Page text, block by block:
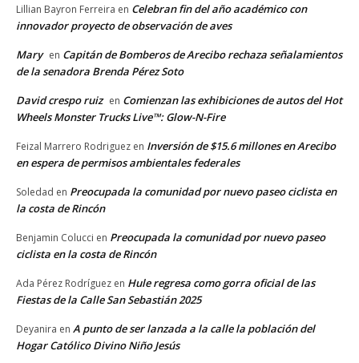
Lillian Bayron Ferreira en Celebran fin del año académico con
innovador proyecto de observación de aves
Mary en Capitán de Bomberos de Arecibo rechaza señalamientos
de la senadora Brenda Pérez Soto
David crespo ruiz en Comienzan las exhibiciones de autos del Hot
Wheels Monster Trucks Live™: Glow-N-Fire
Feizal Marrero Rodriguez en Inversión de $15.6 millones en Arecibo
en espera de permisos ambientales federales
Soledad en Preocupada la comunidad por nuevo paseo ciclista en
la costa de Rincón
Benjamin Colucci en Preocupada la comunidad por nuevo paseo
ciclista en la costa de Rincón
Ada Pérez Rodríguez en Hule regresa como gorra oficial de las
Fiestas de la Calle San Sebastián 2025
Deyanira en A punto de ser lanzada a la calle la población del
Hogar Católico Divino Niño Jesús